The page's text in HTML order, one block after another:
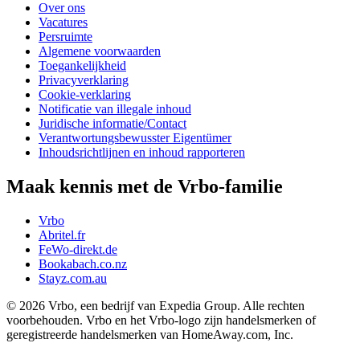
Over ons
Vacatures
Persruimte
Algemene voorwaarden
Toegankelijkheid
Privacyverklaring
Cookie-verklaring
Notificatie van illegale inhoud
Juridische informatie/Contact
Verantwortungsbewusster Eigentümer
Inhoudsrichtlijnen en inhoud rapporteren
Maak kennis met de Vrbo-familie
Vrbo
Abritel.fr
FeWo-direkt.de
Bookabach.co.nz
Stayz.com.au
© 2026 Vrbo, een bedrijf van Expedia Group. Alle rechten
voorbehouden. Vrbo en het Vrbo-logo zijn handelsmerken of
geregistreerde handelsmerken van HomeAway.com, Inc.